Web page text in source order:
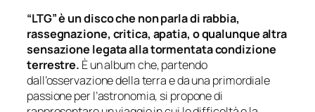
“LTG” è un disco che non parla di rabbia,
rassegnazione, critica, apatia, o qualunque altra
sensazione legata alla tormentata condizione
terrestre. È un album che, partendo
dall’osservazione della terra e da una primordiale
passione per l’astronomia, si propone di